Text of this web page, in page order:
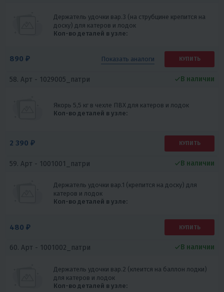
Держатель удочки вар.3 (на струбцине крепится на
доску) для катеров и лодок
Кол-во деталей в узле:
890 ₽ Показать аналоги КУПИТЬ
58. Арт - 1029005_патри
Якорь 5,5 кг в чехле ПВХ для катеров и лодок
Кол-во деталей в узле:
В наличии
2 390 ₽ КУПИТЬ
59. Арт - 1001001_патри
Держатель удочки вар.1 (крепится на доску) для
катеров и лодок
Кол-во деталей в узле:
В наличии
480 ₽ КУПИТЬ
60. Арт - 1001002_патри
Держатель удочки вар.2 (клеится на баллон лодки)
для катеров и лодок
Кол-во деталей в узле:
В наличии